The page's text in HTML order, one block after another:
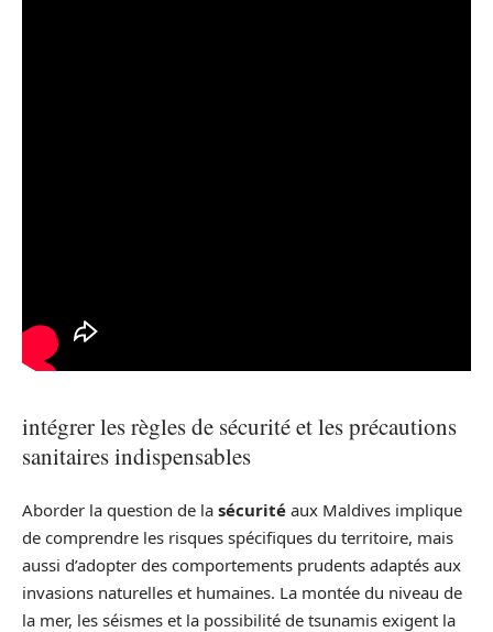
intégrer les règles de sécurité et les précautions
sanitaires indispensables
Aborder la question de la sécurité aux Maldives implique
de comprendre les risques spécifiques du territoire, mais
aussi d’adopter des comportements prudents adaptés aux
invasions naturelles et humaines. La montée du niveau de
la mer, les séismes et la possibilité de tsunamis exigent la